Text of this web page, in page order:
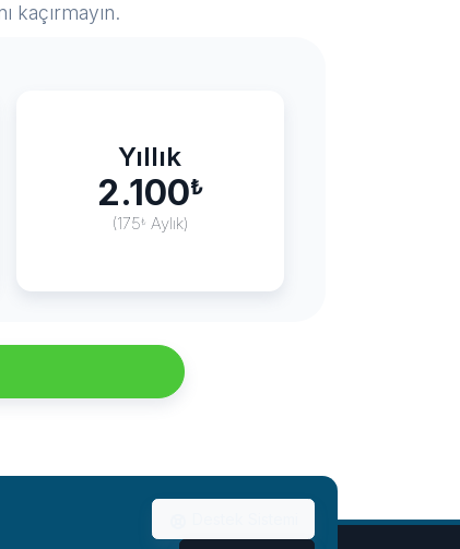
kaçırmayın.
Yıllık
2.100₺
(175₺ Aylık)